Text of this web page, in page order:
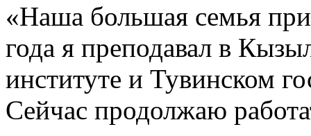
«Наша большая семья
года я преподавал в
институте и Тувинском
Сейчас продолжаю